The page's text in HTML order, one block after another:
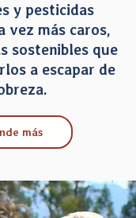
y pesticidas
vez más caros,
sostenibles que
a escapar de
más